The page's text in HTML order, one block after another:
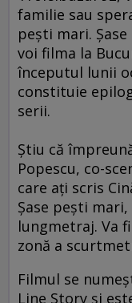
familie sau
peşti mari.
voi filma la
începutul lunii
constituie
serii.
Ştiu că
Popescu, co-
care aţi scris
Şase peşti
lungmetraj. Va
zonă a
Filmul se
Line Story şi